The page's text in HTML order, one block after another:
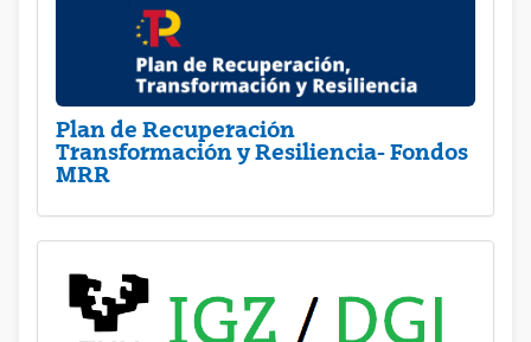
Plan de Recuperación
Transformación y Resiliencia- Fondos
MRR